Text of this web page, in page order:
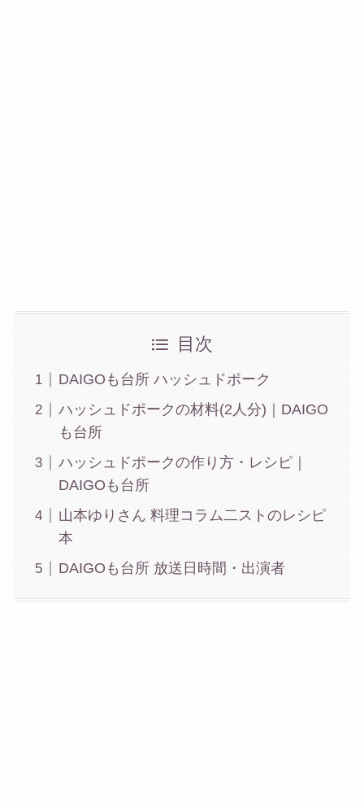
目次
DAIGOも台所 ハッシュドポーク
ハッシュドポークの材料(2人分)｜DAIGO
も台所
ハッシュドポークの作り方・レシピ｜
DAIGOも台所
山本ゆりさん 料理コラム二ストのレシピ
本
DAIGOも台所 放送日時間・出演者